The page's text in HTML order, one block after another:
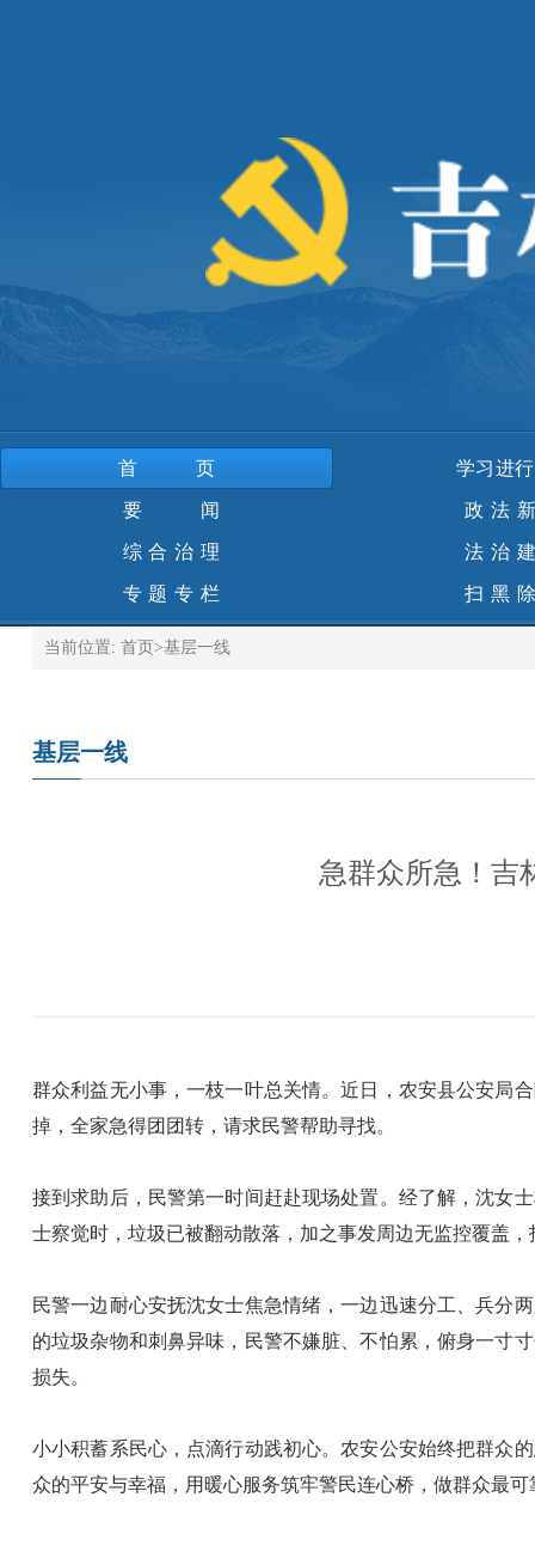
首页 学习进
要 闻 政法
综合治理 法治
专题专栏 扫黑
当前位置: 首页 >基层一线
基层一线
急群众所急！吉
群众利益无小事，一枝一叶总关情。近日，农安县公安局
掉，全家急得团团转，请求民警帮助寻找。
接到求助后，民警第一时间赶赴现场处置。经了解，沈女
士察觉时，垃圾已被翻动散落，加之事发周边无监控覆盖
民警一边耐心安抚沈女士焦急情绪，一边迅速分工、兵分
的垃圾杂物和刺鼻异味，民警不嫌脏、不怕累，俯身一寸
损失。
小小积蓄系民心，点滴行动践初心。农安公安始终把群众
众的平安与幸福，用暖心服务筑牢警民连心桥，做群众最